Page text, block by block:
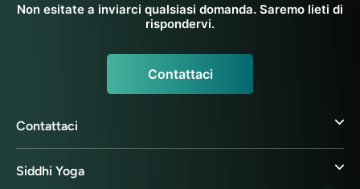
Non esitate a inviarci qualsiasi domanda. Saremo lieti di
rispondervi.
Contattaci
Contattaci
Siddhi Yoga